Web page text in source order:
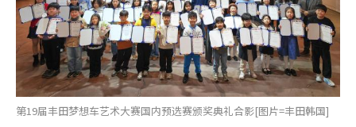
第19届丰田梦想车艺术大赛国内预选赛颁奖典礼合影[图片=丰田韩国]